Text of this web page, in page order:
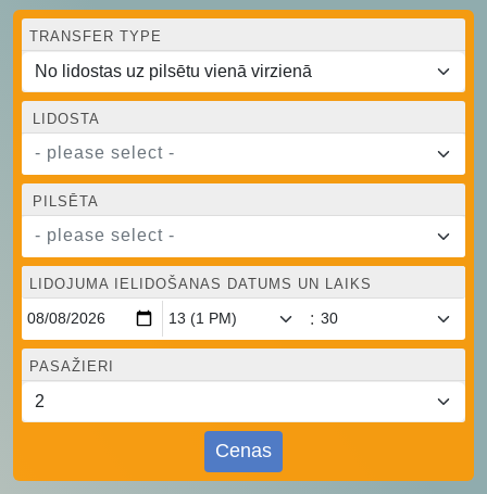
TRANSFER TYPE
LIDOSTA
- please select -
PILSĒTA
- please select -
LIDOJUMA IELIDOŠANAS DATUMS UN LAIKS
:
PASAŽIERI
Cenas